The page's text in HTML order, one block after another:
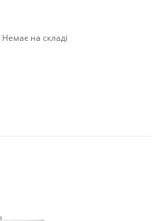
Немає на складі